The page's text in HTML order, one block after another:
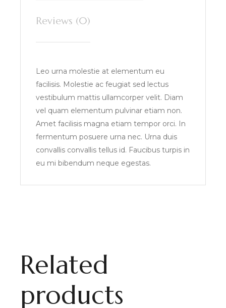
Reviews (0)
Leo urna molestie at elementum eu
facilisis. Molestie ac feugiat sed lectus
vestibulum mattis ullamcorper velit. Diam
vel quam elementum pulvinar etiam non.
Amet facilisis magna etiam tempor orci. In
fermentum posuere urna nec. Urna duis
convallis convallis tellus id. Faucibus turpis in
eu mi bibendum neque egestas.
Related
products